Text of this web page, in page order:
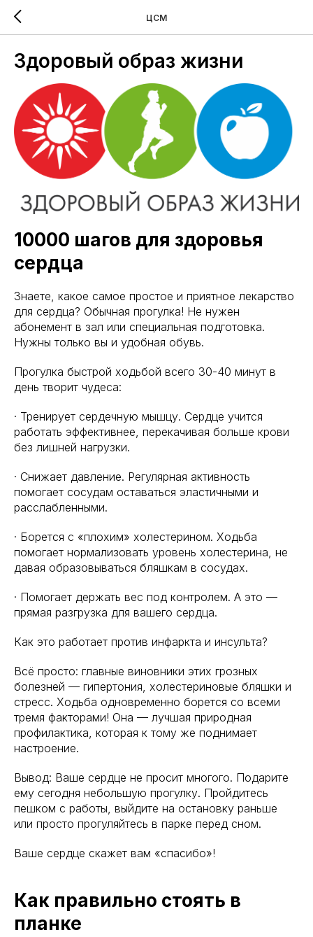
ЦСМ
Здоровый образ жизни
10000 шагов для здоровья
сердца
Знаете, какое самое простое и приятное лекарство
для сердца? Обычная прогулка! Не нужен
абонемент в зал или специальная подготовка.
Нужны только вы и удобная обувь.
Прогулка быстрой ходьбой всего 30-40 минут в
день творит чудеса:
· Тренирует сердечную мышцу. Сердце учится
работать эффективнее, перекачивая больше крови
без лишней нагрузки.
· Снижает давление. Регулярная активность
помогает сосудам оставаться эластичными и
расслабленными.
· Борется с «плохим» холестерином. Ходьба
помогает нормализовать уровень холестерина, не
давая образовываться бляшкам в сосудах.
· Помогает держать вес под контролем. А это —
прямая разгрузка для вашего сердца.
Как это работает против инфаркта и инсульта?
Всё просто: главные виновники этих грозных
болезней — гипертония, холестериновые бляшки и
стресс. Ходьба одновременно борется со всеми
тремя факторами! Она — лучшая природная
профилактика, которая к тому же поднимает
настроение.
Вывод: Ваше сердце не просит многого. Подарите
ему сегодня небольшую прогулку. Пройдитесь
пешком с работы, выйдите на остановку раньше
или просто прогуляйтесь в парке перед сном.
Ваше сердце скажет вам «спасибо»!
Как правильно стоять в
планке